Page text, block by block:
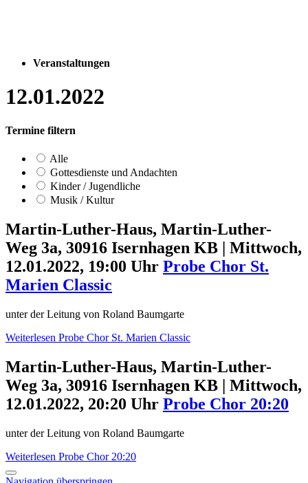
Veranstaltungen
12.01.2022
Termine filtern
Alle
Gottesdienste und Andachten
Kinder / Jugendliche
Musik / Kultur
Martin-Luther-Haus, Martin-Luther-
Weg 3a, 30916 Isernhagen KB | Mittwoch,
12.01.2022, 19:00 Uhr Probe Chor St.
Marien Classic
unter der Leitung von Roland Baumgarte
Weiterlesen Probe Chor St. Marien Classic
Martin-Luther-Haus, Martin-Luther-
Weg 3a, 30916 Isernhagen KB | Mittwoch,
12.01.2022, 20:20 Uhr Probe Chor 20:20
unter der Leitung von Roland Baumgarte
Weiterlesen Probe Chor 20:20